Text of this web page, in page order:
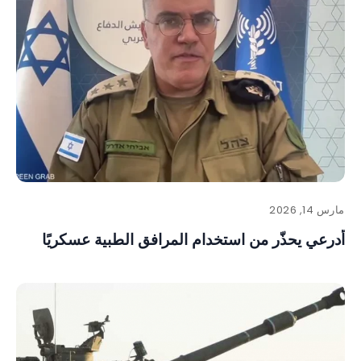
مارس 14, 2026
أدرعي يحذّر من استخدام المرافق الطبية عسكريًا